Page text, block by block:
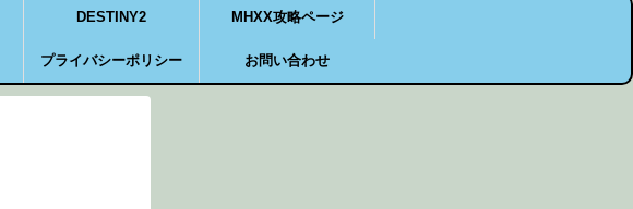
DESTINY2 MHXX攻略ページ
プライバシーポリシー お問い合わせ